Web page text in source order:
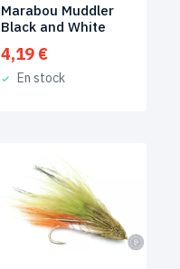
Marabou Muddler
Black and White
4,19 €
En stock